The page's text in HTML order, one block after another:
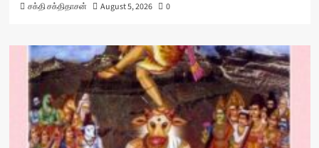
சக்தி சக்திதாசன் August 5, 2026 0